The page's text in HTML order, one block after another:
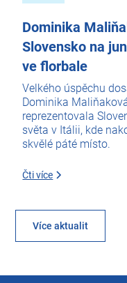
Dominika
Slovensko na
ve florbale
Velkého úspěchu
Dominika
reprezentovala
světa v Itálii, kde
skvělé páté místo.
Čti více
Více aktualit